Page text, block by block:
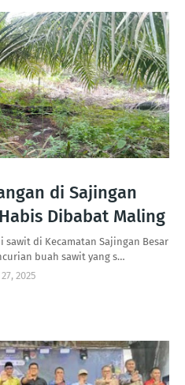
di Sajingan
Dibabat Maling
sawit di Kecamatan Sajingan Besar
buah sawit yang s…
2025